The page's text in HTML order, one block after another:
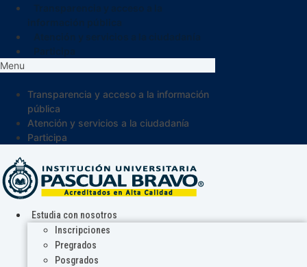
Menu
Transparencia y acceso a la información
pública
Atención y servicios a la ciudadanía
Participa
Estudia con nosotros
Inscripciones
Pregrados
Posgrados